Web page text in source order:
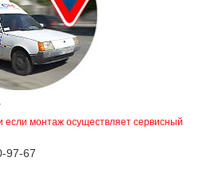
если монтаж осуществляет сервисный
97-67